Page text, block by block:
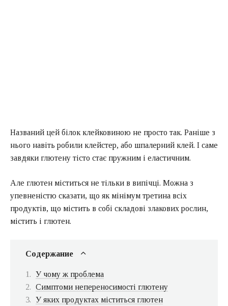
Названий цей білок клейковиною не просто так. Раніше з
нього навіть робили клейстер, або шпалерний клей. І саме
завдяки глютену тісто стає пружним і еластичним.
Але глютен міститься не тільки в випічці. Можна з
упевненістю сказати, що як мінімум третина всіх
продуктів, що містить в собі складові злакових рослин,
містить і глютен.
Содержание
У чому ж проблема
Симптоми непереносимості глютену
У яких продуктах міститься глютен